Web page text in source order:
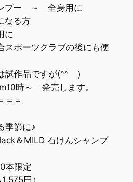
ー ～ 全身用に
る方
ポーツクラブの後にも便
作品ですが(^^ゞ）
時～ 発売します。
＝
季節に♪
＆MILD 石けんシャンプ
限定
円）